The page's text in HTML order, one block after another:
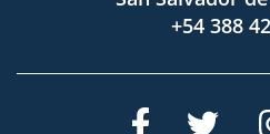
+54 388